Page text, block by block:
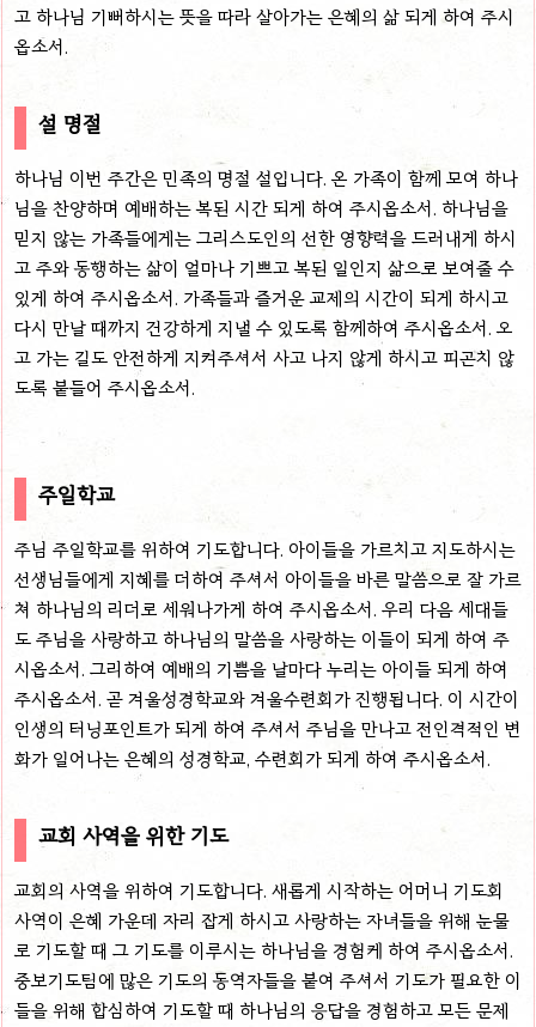
고 하나님 기뻐하시는 뜻을 따라 살아가는 은혜의 삶 되게 하여 주시
옵소서.
설 명절
하나님 이번 주간은 민족의 명절 설입니다. 온 가족이 함께 모여 하나
님을 찬양하며 예배하는 복된 시간 되게 하여 주시옵소서. 하나님을
믿지 않는 가족들에게는 그리스도인의 선한 영향력을 드러내게 하시
고 주와 동행하는 삶이 얼마나 기쁘고 복된 일인지 삶으로 보여줄 수
있게 하여 주시옵소서. 가족들과 즐거운 교제의 시간이 되게 하시고
다시 만날 때까지 건강하게 지낼 수 있도록 함께하여 주시옵소서. 오
고 가는 길도 안전하게 지켜주셔서 사고 나지 않게 하시고 피곤치 않
도록 붙들어 주시옵소서.
주일학교
주님 주일학교를 위하여 기도합니다. 아이들을 가르치고 지도하시는
선생님들에게 지혜를 더하여 주셔서 아이들을 바른 말씀으로 잘 가르
쳐 하나님의 리더로 세워나가게 하여 주시옵소서. 우리 다음 세대들
도 주님을 사랑하고 하나님의 말씀을 사랑하는 이들이 되게 하여 주
시옵소서. 그리하여 예배의 기쁨을 날마다 누리는 아이들 되게 하여
주시옵소서. 곧 겨울성경학교와 겨울수련회가 진행됩니다. 이 시간이
인생의 터닝포인트가 되게 하여 주셔서 주님을 만나고 전인격적인 변
화가 일어나는 은혜의 성경학교, 수련회가 되게 하여 주시옵소서.
교회 사역을 위한 기도
교회의 사역을 위하여 기도합니다. 새롭게 시작하는 어머니 기도회
사역이 은혜 가운데 자리 잡게 하시고 사랑하는 자녀들을 위해 눈물
로 기도할 때 그 기도를 이루시는 하나님을 경험케 하여 주시옵소서.
중보기도팀에 많은 기도의 동역자들을 붙여 주셔서 기도가 필요한 이
들을 위해 합심하여 기도할 때 하나님의 응답을 경험하고 모든 문제